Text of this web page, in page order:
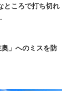
ところで打ち切れ
」へのミスを防